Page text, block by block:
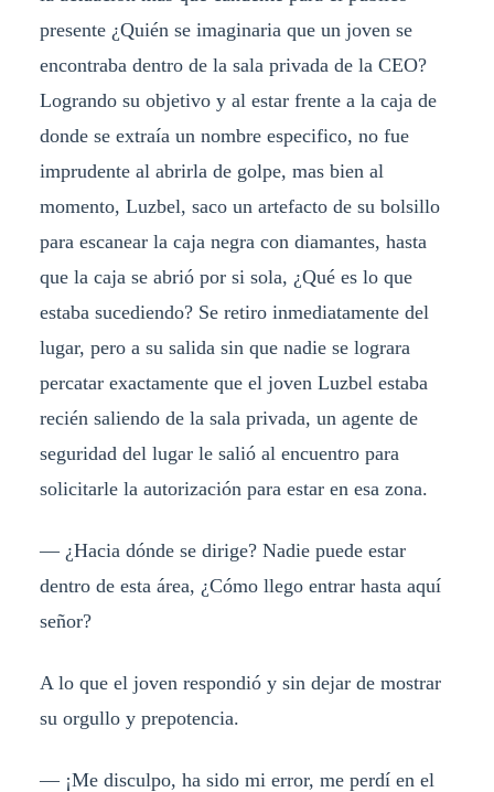
presente ¿Quién se imaginaria que un joven se
encontraba dentro de la sala privada de la CEO?
Logrando su objetivo y al estar frente a la caja de
donde se extraía un nombre especifico, no fue
imprudente al abrirla de golpe, mas bien al
momento, Luzbel, saco un artefacto de su bolsillo
para escanear la caja negra con diamantes, hasta
que la caja se abrió por si sola, ¿Qué es lo que
estaba sucediendo? Se retiro inmediatamente del
lugar, pero a su salida sin que nadie se lograra
percatar exactamente que el joven Luzbel estaba
recién saliendo de la sala privada, un agente de
seguridad del lugar le salió al encuentro para
solicitarle la autorización para estar en esa zona.
— ¿Hacia dónde se dirige? Nadie puede estar
dentro de esta área, ¿Cómo llego entrar hasta aquí
señor?
A lo que el joven respondió y sin dejar de mostrar
su orgullo y prepotencia.
— ¡Me disculpo, ha sido mi error, me perdí en el